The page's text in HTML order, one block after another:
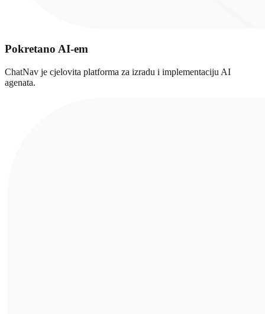
Pokretano AI-em
ChatNav je cjelovita platforma za izradu i implementaciju AI
agenata.